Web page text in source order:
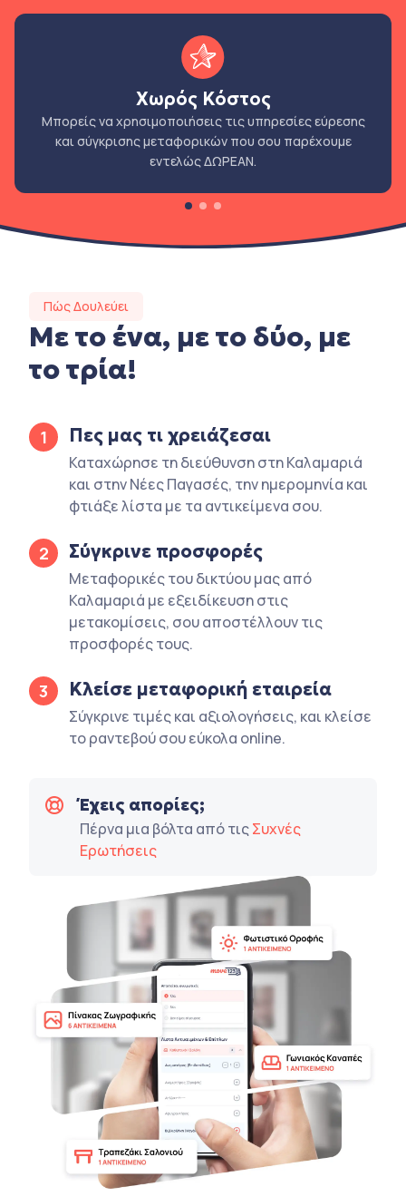
Χωρός Κόστος
Μπορείς να χρησιμοποιήσεις τις υπηρεσίες εύρεσης
και σύγκρισης μεταφορικών που σου παρέχουμε
εντελώς ΔΩΡΕΑΝ.
Πώς Δουλεύει
Με το ένα, με το δύο, με
το τρία!
1 Πες μας τι χρειάζεσαι
Καταχώρησε τη διεύθυνση στη Καλαμαριά
και στην Νέες Παγασές, την ημερομηνία και
φτιάξε λίστα με τα αντικείμενα σου.
2 Σύγκρινε προσφορές
Μεταφορικές του δικτύου μας από
Καλαμαριά με εξειδίκευση στις
μετακομίσεις, σου αποστέλλουν τις
προσφορές τους.
3 Κλείσε μεταφορική εταιρεία
Σύγκρινε τιμές και αξιολογήσεις, και κλείσε
το ραντεβού σου εύκολα online.
Έχεις απορίες;
Πέρνα μια βόλτα από τιςΣυχνές
Ερωτήσεις